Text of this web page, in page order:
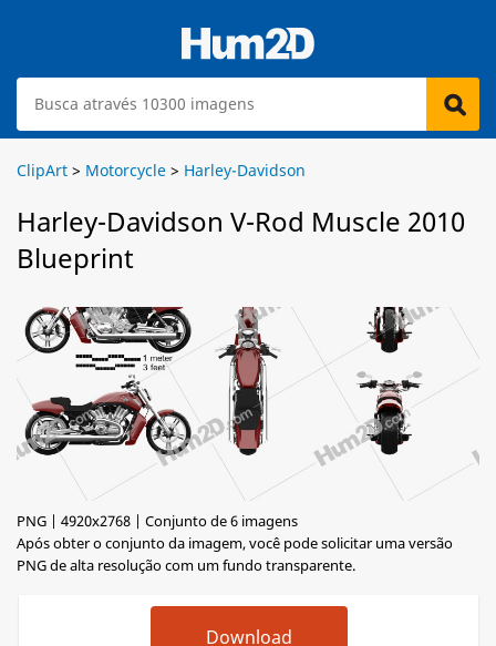
ClipArt > Motorcycle > Harley-Davidson
Harley-Davidson V-Rod Muscle 2010
Blueprint
PNG | 4920x2768 | Conjunto de 6 imagens
Após obter o conjunto da imagem, você pode solicitar uma versão
PNG de alta resolução com um fundo transparente.